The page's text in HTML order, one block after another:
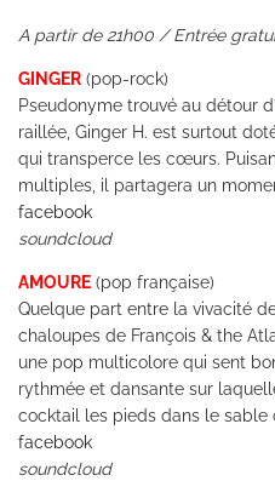
A partir de 21h00 / Entrée
GINGER (pop-rock)
Pseudonyme trouvé au détour
raillée, Ginger H. est surtout
qui transperce les cœurs.
multiples, il partagera un
facebook
soundcloud
AMOURE (pop française)
Quelque part entre la vivacité
chaloupes de François & the
une pop multicolore qui sent
rythmée et dansante sur
cocktail les pieds dans le sable
facebook
soundcloud